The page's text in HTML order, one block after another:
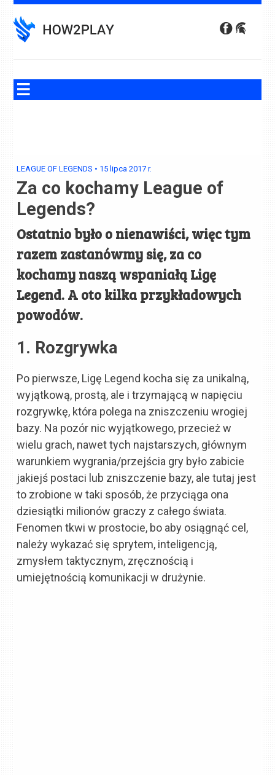
to
content
LEAGUE OF LEGENDS • 15 lipca 2017 r.
Za co kochamy League of
Legends?
Ostatnio było o nienawiści, więc tym
razem zastanówmy się, za co
kochamy naszą wspaniałą Ligę
Legend. A oto kilka przykładowych
powodów.
1. Rozgrywka
Po pierwsze, Ligę Legend kocha się za unikalną,
wyjątkową, prostą, ale i trzymającą w napięciu
rozgrywkę, która polega na zniszczeniu wrogiej
bazy. Na pozór nic wyjątkowego, przecież w
wielu grach, nawet tych najstarszych, głównym
warunkiem wygrania/przejścia gry było zabicie
jakiejś postaci lub zniszczenie bazy, ale tutaj jest
to zrobione w taki sposób, że przyciąga ona
dziesiątki milionów graczy z całego świata.
Fenomen tkwi w prostocie, bo aby osiągnąć cel,
należy wykazać się sprytem, inteligencją,
zmysłem taktycznym, zręcznością i
umiejętnością komunikacji w drużynie.